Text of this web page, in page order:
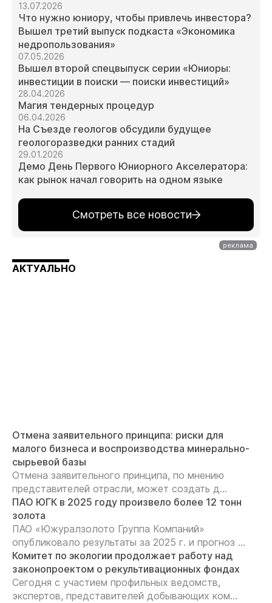
13.07.2026
Что нужно юниору, чтобы привлечь инвестора?
Вышел третий выпуск подкаста «Экономика
недропользования»
07.05.2026
Вышел второй спецвыпуск серии «Юниоры:
инвестиции в поиски — поиски инвестиций»
28.04.2026
Магия тендерных процедур
06.04.2026
На Съезде геологов обсудили будущее
геологоразведки ранних стадий
29.01.2026
Демо День Первого Юниорного Акселератора:
как рынок начал говорить на одном языке
Смотреть все новости
АКТУАЛЬНО
Отмена заявительного принципа: риски для
малого бизнеса и воспроизводства минерально-
сырьевой базы
Отмена заявительного принципа, по мнению
представителей отрасли, может создать д...
ПАО ЮГК в 2025 году произвело более 12 тонн
золота
ПАО «Южуралзолото Группа Компаний»
опубликовало результаты за 2025 г. и прогноз ...
Комитет по экологии продолжает работу над
законопроектом о рекультивационных фондах
Сегодня с участием профильных ведомств,
экспертов, представителей добывающих ком...